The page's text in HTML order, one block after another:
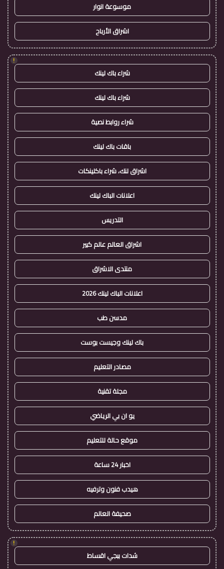
موسوعة انوار
اشراق الأرباح
!
شراء باك لينك
شراء باك لينك
شراء روابط نصية
باقات باك لينك
اشراق لنك، شراء باكلينكات
اعلانات الباك لينك
التدريس
اشراق العالم عالم كبير
منتدى الاشراق
اعلانات الباك لينك 2026
مدسن طب
باك لينك وجيست بوست
مصادر التعليم
مجلة تقنية
يو ان بي الرياضي
موقع حالة للتعليم
اخبار 24 ساعة
هيدب فنون وترفيه
صحيفة العالم
!
شدات ببجي اقساط